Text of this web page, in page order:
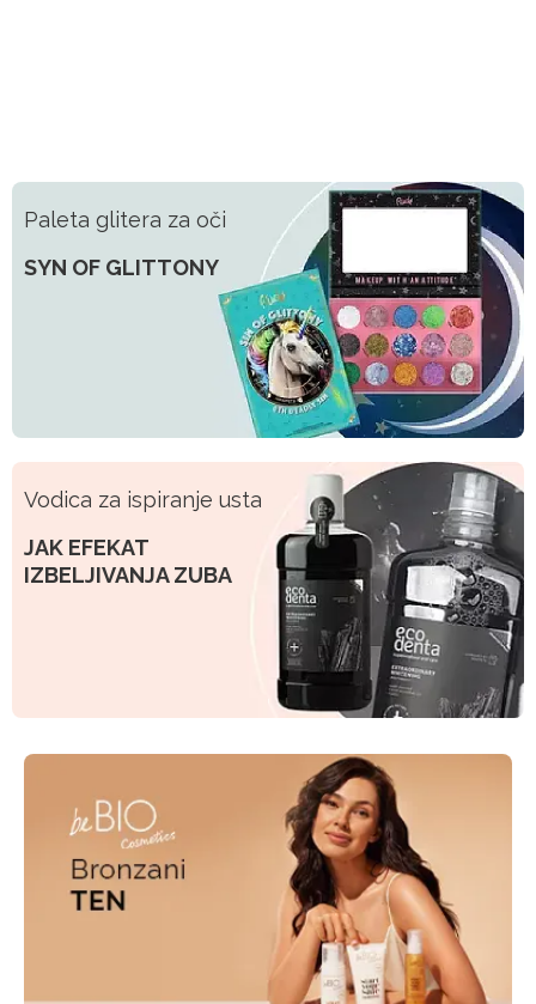
Paleta glitera za oči
SYN OF GLITTONY
Vodica za ispiranje usta
JAK EFEKAT
IZBELJIVANJA ZUBA